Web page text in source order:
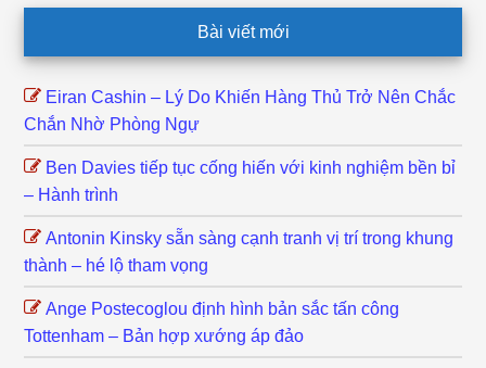
Bài viết mới
Eiran Cashin – Lý Do Khiến Hàng Thủ Trở Nên Chắc
Chắn Nhờ Phòng Ngự
Ben Davies tiếp tục cống hiến với kinh nghiệm bền bỉ
– Hành trình
Antonin Kinsky sẵn sàng cạnh tranh vị trí trong khung
thành – hé lộ tham vọng
Ange Postecoglou định hình bản sắc tấn công
Tottenham – Bản hợp xướng áp đảo